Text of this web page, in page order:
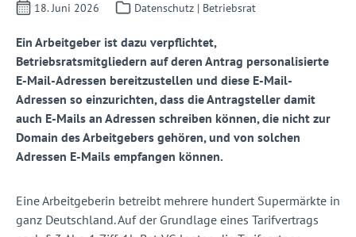
18. Juni 2026 Datenschutz | Betriebsrat
Ein Arbeitgeber ist dazu verpflichtet,
Betriebsratsmitgliedern auf deren Antrag personalisierte
E-Mail-Adressen bereitzustellen und diese E-Mail-
Adressen so einzurichten, dass die Antragsteller damit
auch E-Mails an Adressen schreiben können, die nicht zur
Domain des Arbeitgebers gehören, und von solchen
Adressen E-Mails empfangen können.
Eine Arbeitgeberin betreibt mehrere hundert Supermärkte in
ganz Deutschland. Auf der Grundlage eines Tarifvertrags